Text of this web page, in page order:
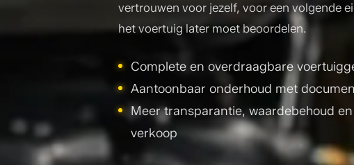
vertrouwen voor jezelf, voor een volgende
het voertuig later moet beoordelen.
Complete en overdraagbare
Aantoonbaar onderhoud met
Meer transparantie, waardebehoud
verkoop